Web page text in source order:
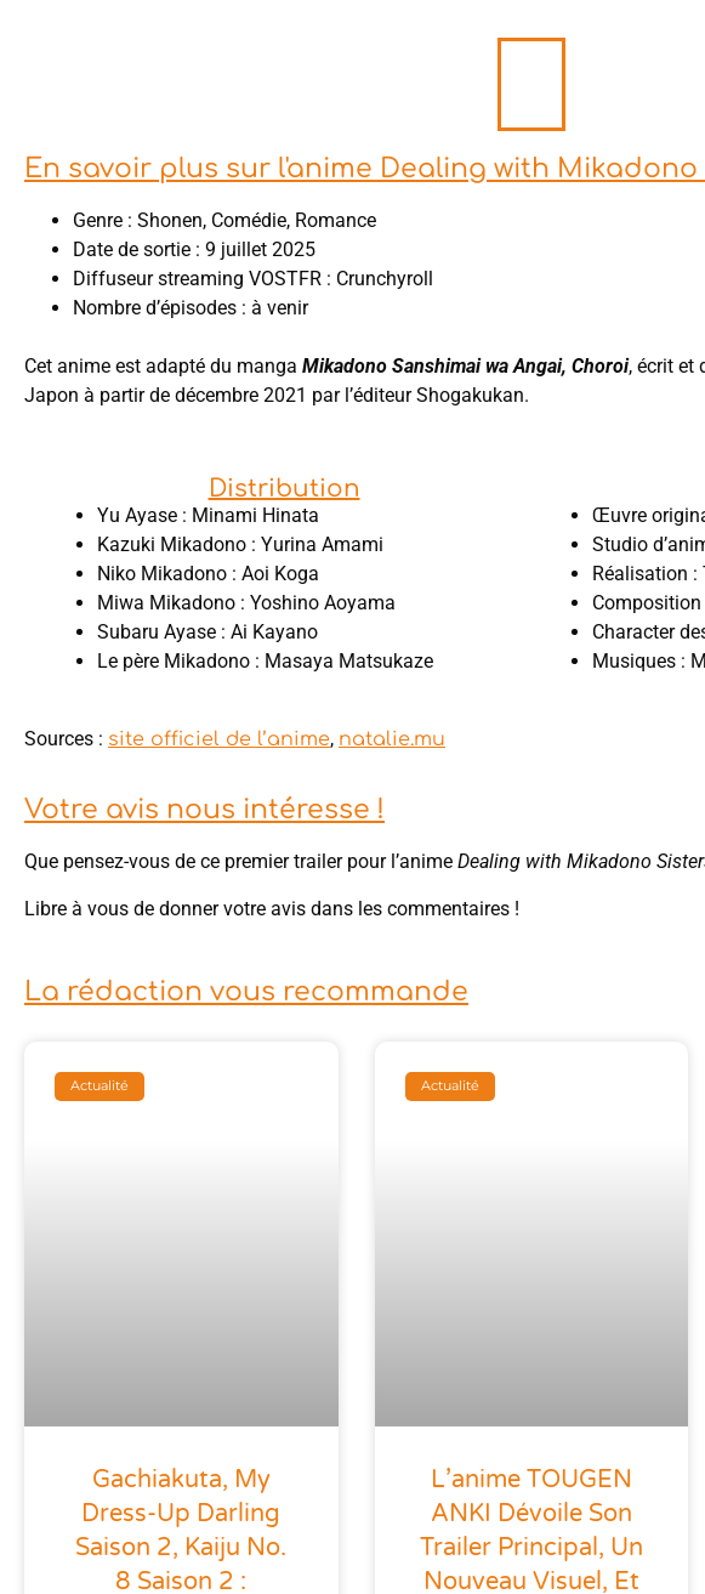
En savoir plus sur l'anime Dealing with Mikadono
Genre : Shonen, Comédie, Romance
Date de sortie : 9 juillet 2025
Diffuseur streaming VOSTFR : Crunchyroll
Nombre d’épisodes : à venir
Cet anime est adapté du manga Mikadono Sanshimai wa Angai, Choroi, écrit et
Japon à partir de décembre 2021 par l’éditeur Shogakukan.
Distribution
Yu Ayase : Minami Hinata
Kazuki Mikadono : Yurina Amami
Niko Mikadono : Aoi Koga
Miwa Mikadono : Yoshino Aoyama
Subaru Ayase : Ai Kayano
Le père Mikadono : Masaya Matsukaze
Œuvre
Studio
Réalisation
Character
Musiques :
Sources : site officiel de l’anime, natalie.mu
Votre avis nous intéresse !
Que pensez-vous de ce premier trailer pour l’anime Dealing with Mikadono
Libre à vous de donner votre avis dans les commentaires !
La rédaction vous recommande
Actualité
Gachiakuta, My
Dress-Up Darling
Saison 2, Kaiju No.
8 Saison 2 :
Actualité
L’anime TOUGEN
ANKI Dévoile Son
Trailer Principal, Un
Nouveau Visuel, Et